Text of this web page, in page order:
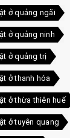
ở quảng ngãi
ở quảng ninh
ở quảng trị
ở thanh hóa
ở thừa thiên huế
ở tuyên quang